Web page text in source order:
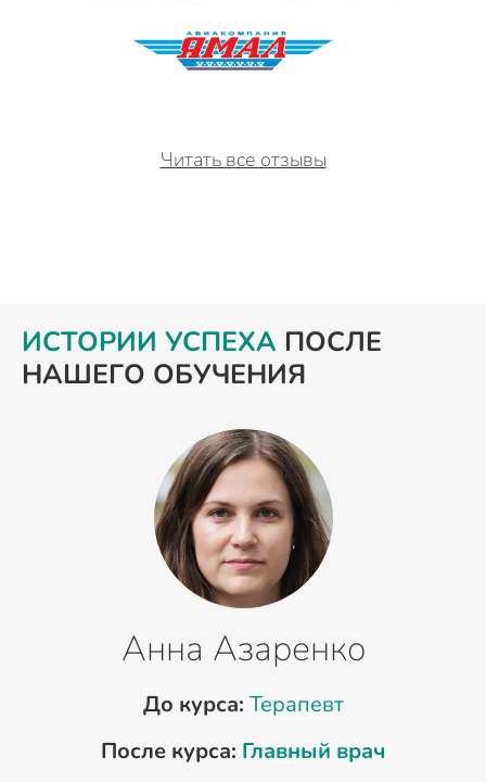
Читать все отзывы
ИСТОРИИ УСПЕХА ПОСЛЕ
НАШЕГО ОБУЧЕНИЯ
Анна Азаренко
До курса: Терапевт
После курса: Главный врач